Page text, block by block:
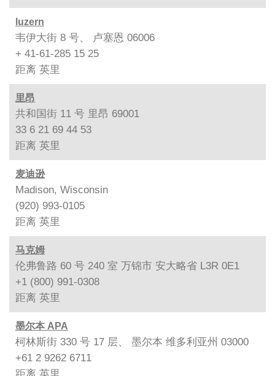
luzern
韦伊大街 8 号、 卢塞恩 06006
+ 41-61-285 15 25
距离 英里
里昂
共和国街 11 号 里昂 69001
33 6 21 69 44 53
距离 英里
麦迪逊
Madison, Wisconsin
(920) 993-0105
距离 英里
马克姆
伦弗鲁路 60 号 240 室 万锦市 安大略省 L3R 0E1
+1 (800) 991-0308
距离 英里
墨尔本 APA
柯林斯街 330 号 17 层、 墨尔本 维多利亚州 03000
+61 2 9262 6711
距离 英里